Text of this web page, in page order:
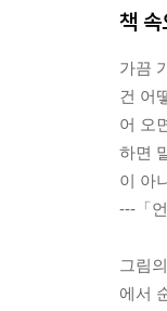
책 속
가끔
건 어
어 오
하면
이 아
---「
그림
에서